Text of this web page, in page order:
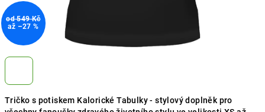
Tričko s potiskem Kalorické Tabulky - stylový doplněk pro
od 549 Kč
až –27 %